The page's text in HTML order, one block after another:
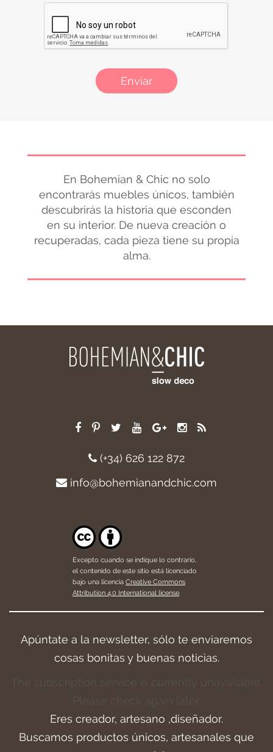
Enviar
En Bohemian & Chic no solo
encontrarás muebles únicos, también
descubrirás la historia que esconden
en su interior. De nueva creación o
recuperadas, cada pieza tiene su propia
alma.
(+34) 626 122 872
info@bohemianandchic.com
Excepto cuando se indique lo contrario,
el contenido de este sitio está licenciado
bajo una licencia Creative Commons
Attribution 4.0 International license.
Apúntate a la newsletter, sólo te enviaremos
cosas bonitas y buenas noticias.
The subscription service is currently unavailable.
Please check again later.
Eres creador, artesano ,diseñador.
Buscamos productos únicos, artesanales que